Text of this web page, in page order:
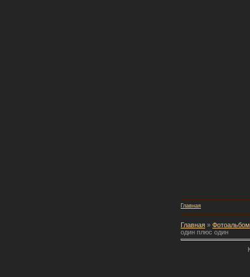
Главная
Главная » Фотоальбом
один плюс один